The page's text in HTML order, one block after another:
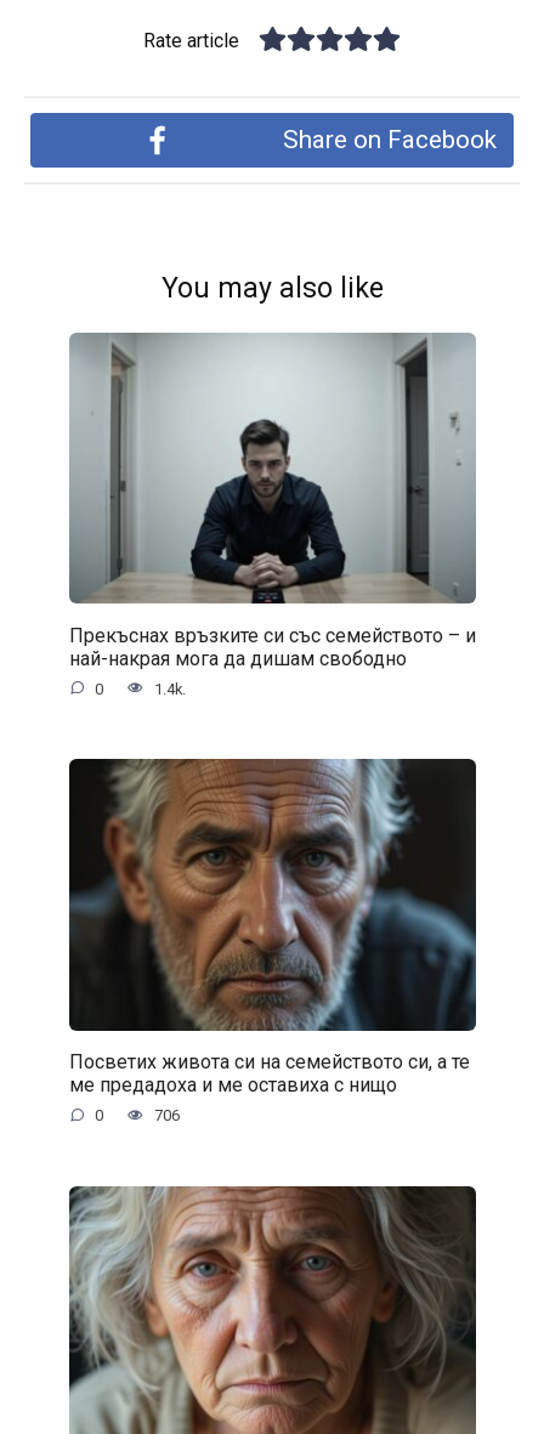
Rate article
Share on Facebook
You may also like
Прекъснах връзките си със семейството – и
най-накрая мога да дишам свободно
0 1.4k.
Посветих живота си на семейството си, а те
ме предадоха и ме оставиха с нищо
0 706